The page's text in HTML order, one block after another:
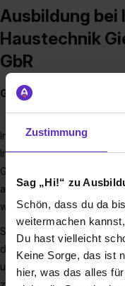
Zustimmung
Sag „Hi!“ zu
Schön, dass du da
weitermachen
Du hast vielleicht
Keine Sorge, das ist
hier, was das alles
Ausbildung bei
Haustechnik
GbR
Giesecke & Partner GbR
In einer Wohnung ohne
Internet leben? Klingt
Gebäude wie
allem ausgestattet sind,
wir, die Giesecke &
Seit mehr als 50 Jahren
darauf spezialisiert, die
umzusetzen. Von der